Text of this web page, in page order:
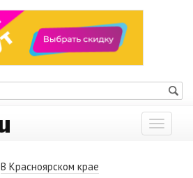
Показать
меню
В Красноярском крае